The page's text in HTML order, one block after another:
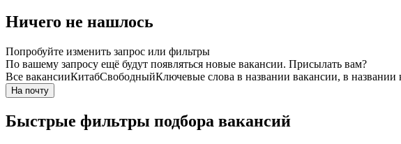
Ничего не нашлось
Попробуйте изменить запрос или фильтры
По вашему запросу ещё будут появляться новые вакансии. Присылать вам?
Все вакансииКитабСвободныйКлючевые слова в названии вакансии, в
На почту
Быстрые фильтры подбора вакансий